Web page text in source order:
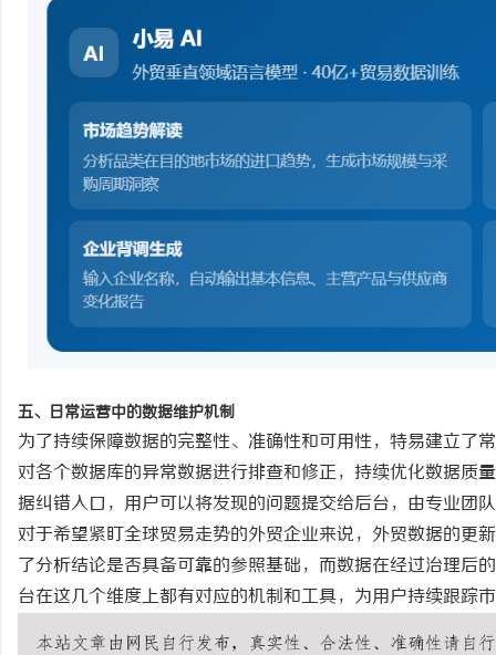
五、日常运营中的数据维护机制
为了持续保障数据的完整性、准确性和可用性，特易建立了
对各个数据库的异常数据进行排查和修正，持续优化数据质
据纠错入口，用户可以将发现的问题提交给后台，由专业团
对于希望紧盯全球贸易走势的外贸企业来说，外贸数据的更
了分析结论是否具备可靠的参照基础，而数据在经过治理后
台在这几个维度上都有对应的机制和工具，为用户持续跟踪